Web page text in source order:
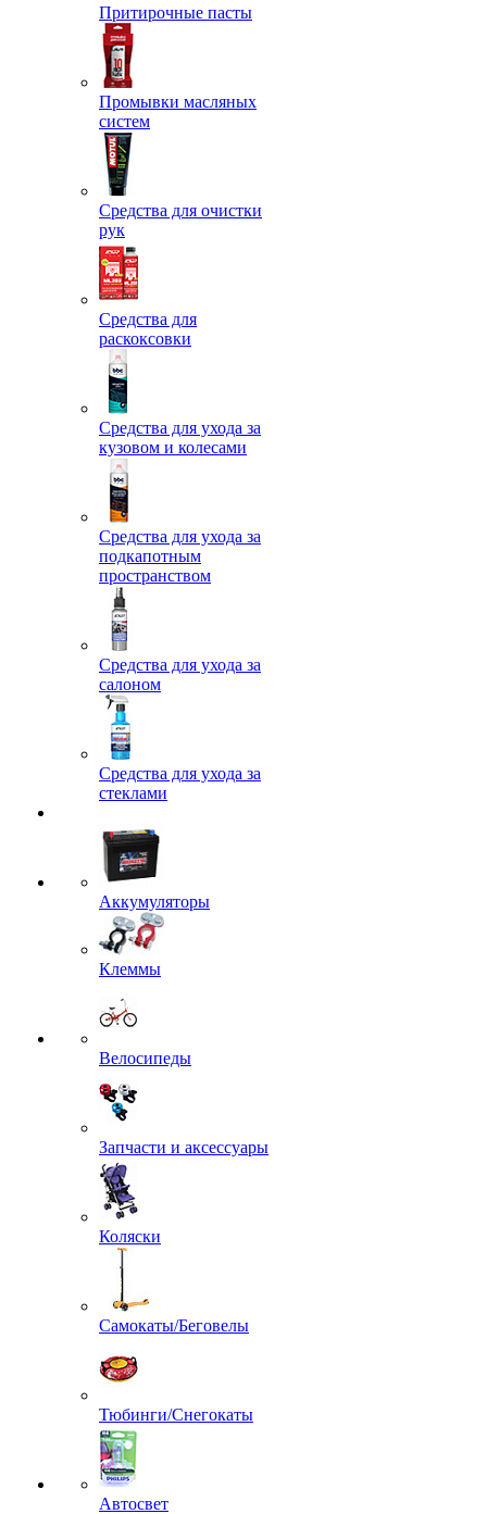
Притирочные пасты
Промывки масляных
систем
Средства для очистки
рук
Средства для
раскоксовки
Средства для ухода за
кузовом и колесами
Средства для ухода за
подкапотным
пространством
Средства для ухода за
салоном
Средства для ухода за
стеклами
Аккумуляторы
Клеммы
Велосипеды
Запчасти и аксессуары
Коляски
Самокаты/Беговелы
Тюбинги/Снегокаты
Автосвет